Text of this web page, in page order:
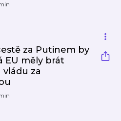
za Putinem by
EU měly brát
za